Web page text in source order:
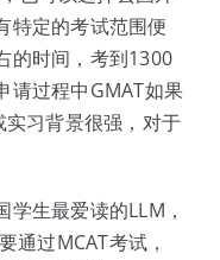
特定的考试范围便
的时间，考到1300
请过程中GMAT如果
习背景很强，对于
生最爱读的LLM，
通过MCAT考试，